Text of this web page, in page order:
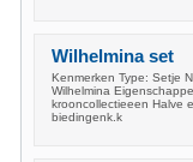
Wilhelmina set
Kenmerken Type: Setje
Wilhelmina
krooncollectieeen Halve
biedingenk.k